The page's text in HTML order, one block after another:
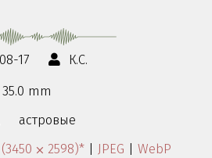
17
К.С.
mm
астровые
⨉ 2598)* | JPEG | WebP